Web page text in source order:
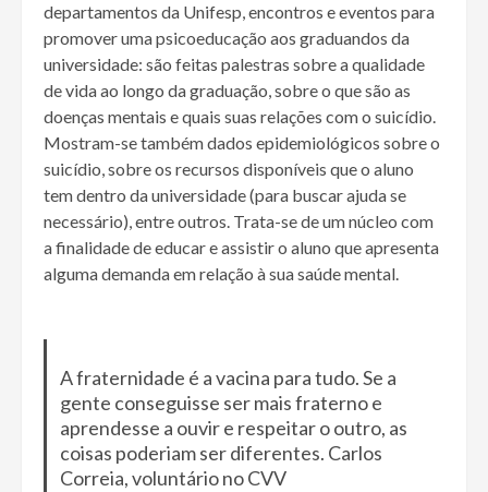
departamentos da Unifesp, encontros e eventos para
promover uma psicoeducação aos graduandos da
universidade: são feitas palestras sobre a qualidade
de vida ao longo da graduação, sobre o que são as
doenças mentais e quais suas relações com o suicídio.
Mostram-se também dados epidemiológicos sobre o
suicídio, sobre os recursos disponíveis que o aluno
tem dentro da universidade (para buscar ajuda se
necessário), entre outros. Trata-se de um núcleo com
a finalidade de educar e assistir o aluno que apresenta
alguma demanda em relação à sua saúde mental.
A fraternidade é a vacina para tudo. Se a
gente conseguisse ser mais fraterno e
aprendesse a ouvir e respeitar o outro, as
coisas poderiam ser diferentes. Carlos
Correia, voluntário no CVV